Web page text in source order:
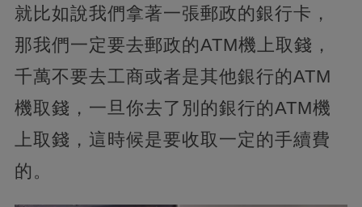
就比如說我們拿著一張郵政的銀行卡，
那我們一定要去郵政的ATM機上取錢，
千萬不要去工商或者是其他銀行的ATM
機取錢，一旦你去了別的銀行的ATM機
上取錢，這時候是要收取一定的手續費
的。